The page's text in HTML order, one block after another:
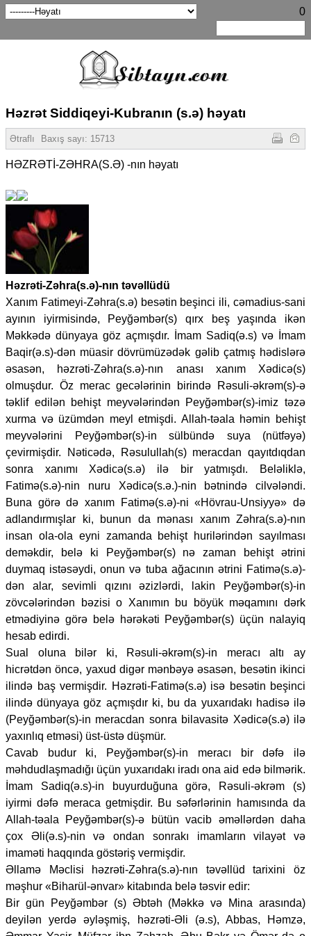
0
Həzrət Siddiqeyi-Kubranın (s.ə) həyatı
Ətraflı Baxış sayı: 15713
HƏZRƏTİ-ZƏHRA(S.Ə) -nın həyatı
Həzrəti-Zəhra(s.ə)-nın təvəllüdü
Xanım Fatimeyi-Zəhra(s.ə) besətin beşinci ili, cəmadius-sani
ayının iyirmisində, Peyğəmbər(s) qırx beş yaşında ikən
Məkkədə dünyaya göz açmışdır. İmam Sadiq(ə.s) və İmam
Baqir(ə.s)-dən müasir dövrümüzədək gəlib çatmış hədislərə
əsasən, həzrəti-Zəhra(s.ə)-nın anası xanım Xədicə(s)
olmuşdur. Öz merac gecələrinin birində Rəsuli-əkrəm(s)-ə
təklif edilən behişt meyvələrindən Peyğəmbər(s)-imiz təzə
xurma və üzümdən meyl etmişdi. Allah-təala həmin behişt
meyvələrini Peyğəmbər(s)-in sülbündə suya (nütfəyə)
çevirmişdir. Nəticədə, Rəsulullah(s) meracdan qayıtdıqdan
sonra xanımı Xədicə(s.ə) ilə bir yatmışdı. Beləliklə,
Fatimə(s.ə)-nin nuru Xədicə(s.ə.)-nin bətnində cilvələndi.
Buna görə də xanım Fatimə(s.ə)-ni «Hövrau-Unsiyyə» də
adlandırmışlar ki, bunun da mənası xanım Zəhra(s.ə)-nın
insan ola-ola eyni zamanda behişt hurilərindən sayılması
deməkdir, belə ki Peyğəmbər(s) nə zaman behişt ətrini
duymaq istəsəydi, onun və tuba ağacının ətrini Fatimə(s.ə)-
dən alar, sevimli qızını əzizlərdi, lakin Peyğəmbər(s)-in
zövcələrindən bəzisi o Xanımın bu böyük məqamını dərk
etmədiyinə görə belə hərəkəti Peyğəmbər(s) üçün nalayiq
hesab edirdi.
Sual oluna bilər ki, Rəsuli-əkrəm(s)-in meracı altı ay
hicrətdən öncə, yaxud digər mənbəyə əsasən, besətin ikinci
ilində baş vermişdir. Həzrəti-Fatimə(s.ə) isə besətin beşinci
ilində dünyaya göz açmışdır ki, bu da yuxarıdakı hadisə ilə
(Peyğəmbər(s)-in meracdan sonra bilavasitə Xədicə(s.ə) ilə
yaxınlıq etməsi) üst-üstə düşmür.
Cavab budur ki, Peyğəmbər(s)-in meracı bir dəfə ilə
məhdudlaşmadığı üçün yuxarıdakı iradı ona aid edə bilmərik.
İmam Sadiq(ə.s)-in buyurduğuna görə, Rəsuli-əkrəm (s)
iyirmi dəfə meraca getmişdir. Bu səfərlərinin hamısında da
Allah-təala Peyğəmbər(s)-ə bütün vacib əməllərdən daha
çox Əli(ə.s)-nin və ondan sonrakı imamların vilayət və
imaməti haqqında göstəriş vermişdir.
Əllamə Məclisi həzrəti-Zəhra(s.ə)-nın təvəllüd tarixini öz
məşhur «Biharül-ənvar» kitabında belə təsvir edir:
Bir gün Peyğəmbər (s) Əbtəh (Məkkə və Mina arasında)
deyilən yerdə əyləşmiş, həzrəti-Əli (ə.s), Abbas, Həmzə,